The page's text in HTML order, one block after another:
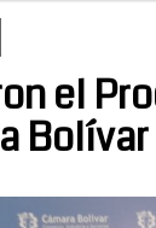
el
Bolívar